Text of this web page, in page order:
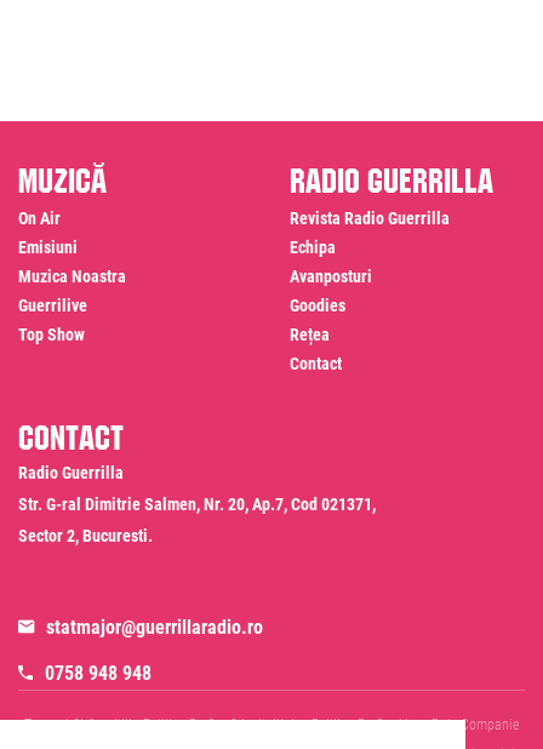
Muzică
On Air
Emisiuni
Muzica Noastra
Guerrilive
Top Show
Radio Guerrilla
Revista Radio Guerrilla
Echipa
Avanposturi
Goodies
Rețea
Contact
Contact
Radio Guerrilla
Str. G-ral Dimitrie Salmen, Nr. 20, Ap.7, Cod 021371,
Sector 2, Bucuresti.
statmajor@guerrillaradio.ro
0758 948 948
Termeni Si Conditii Politica De Confidentialitate Politica De Cookies
Date Companie